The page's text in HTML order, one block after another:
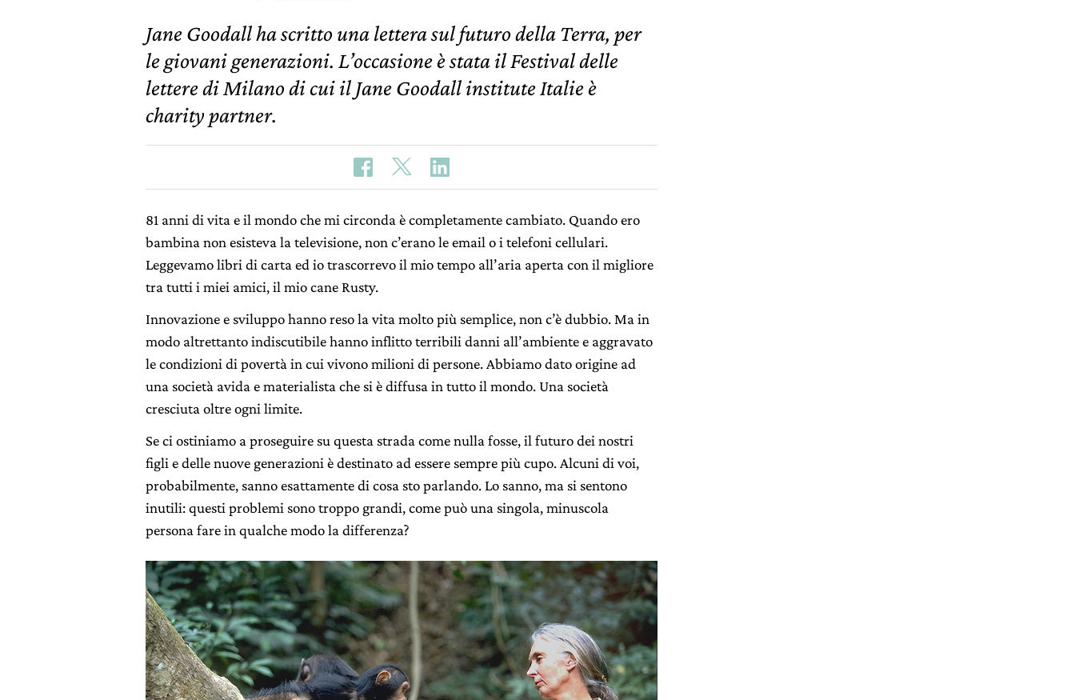
Jane Goodall ha scritto una lettera sul futuro della Terra, per
le giovani generazioni. L’occasione è stata il Festival delle
lettere di Milano di cui il Jane Goodall institute Italie è
charity partner.
81 anni di vita e il mondo che mi circonda è completamente cambiato. Quando ero
bambina non esisteva la televisione, non c’erano le email o i telefoni cellulari.
Leggevamo libri di carta ed io trascorrevo il mio tempo all’aria aperta con il migliore
tra tutti i miei amici, il mio cane Rusty.
Innovazione e sviluppo hanno reso la vita molto più semplice, non c’è dubbio. Ma in
modo altrettanto indiscutibile hanno inflitto terribili danni all’ambiente e aggravato
le condizioni di povertà in cui vivono milioni di persone. Abbiamo dato origine ad
una società avida e materialista che si è diffusa in tutto il mondo. Una società
cresciuta oltre ogni limite.
Se ci ostiniamo a proseguire su questa strada come nulla fosse, il futuro dei nostri
figli e delle nuove generazioni è destinato ad essere sempre più cupo. Alcuni di voi,
probabilmente, sanno esattamente di cosa sto parlando. Lo sanno, ma si sentono
inutili: questi problemi sono troppo grandi, come può una singola, minuscola
persona fare in qualche modo la differenza?